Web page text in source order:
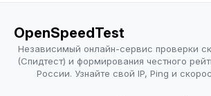
OpenSpeedTest
Независимый онлайн-сервис проверки
(Спидтест) и формирования честного
России. Узнайте свой IP, Ping и